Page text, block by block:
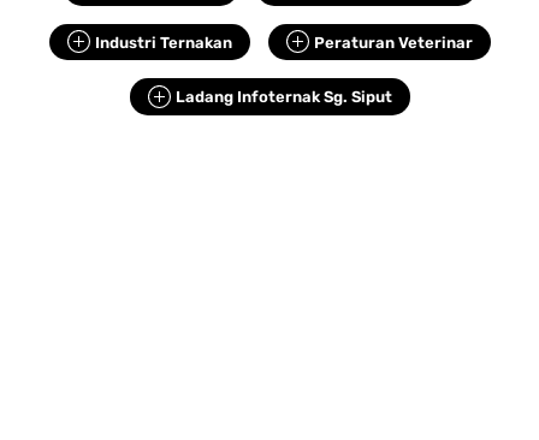
Industri Ternakan Peraturan Veterinar
Ladang Infoternak Sg. Siput